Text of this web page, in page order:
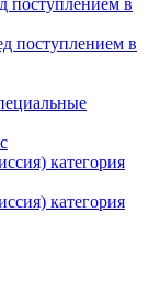
поступлением в
поступлением в
категория
категория